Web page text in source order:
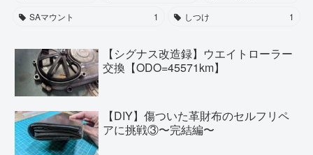
SAマウント
1 しつけ 1
【シグナス改造録】ウエイトローラー
交換【ODO=45571km】
【DIY】傷ついた革財布のセルフリペ
アに挑戦③〜完結編〜